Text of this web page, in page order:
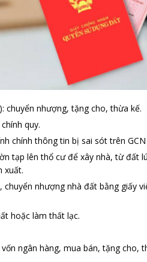
chuyển nhượng, tặng cho, thừa kế.
quy.
chính thông tin bị sai sót trên
tạp lên thổ cư để xây nhà, từ đất
xuất.
chuyển nhượng nhà đất bằng giấy
hoặc làm thất lạc.
ngân hàng, mua bán, tặng cho,